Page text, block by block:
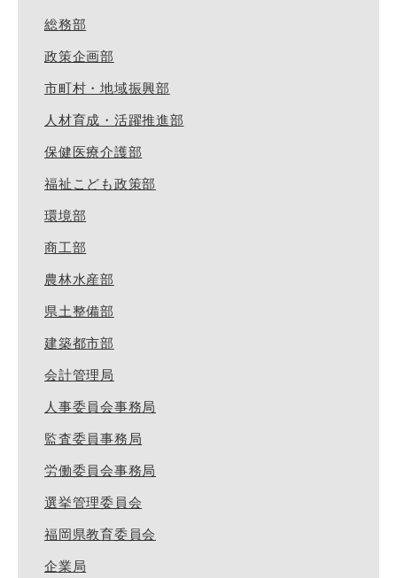
総務部
政策企画部
市町村・地域振興部
人材育成・活躍推進部
保健医療介護部
福祉こども政策部
環境部
商工部
農林水産部
県土整備部
建築都市部
会計管理局
人事委員会事務局
監査委員事務局
労働委員会事務局
選挙管理委員会
福岡県教育委員会
企業局